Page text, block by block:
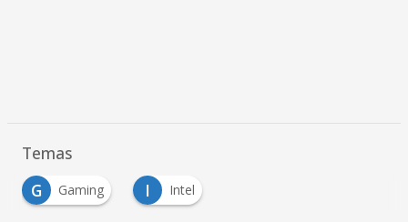
Temas
G
Gaming I Intel